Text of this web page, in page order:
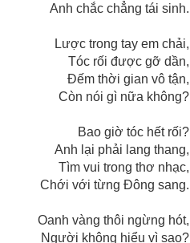
Anh chắc chẳng tái sinh.
Lược trong tay em chải,
Tóc rối được gỡ dần,
Đếm thời gian vô tận,
Còn nói gì nữa không?
Bao giờ tóc hết rối?
Anh lại phải lang thang,
Tìm vui trong thơ nhạc,
Chới với từng Đông sang.
Oanh vàng thôi ngừng hót,
Người không hiểu vì sao?